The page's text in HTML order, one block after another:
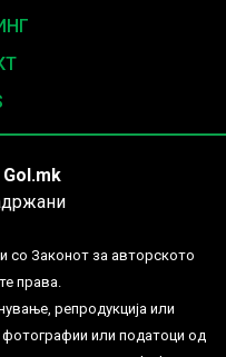
со Законот за авторското
права.
репродукција или
фотографии или податоци од